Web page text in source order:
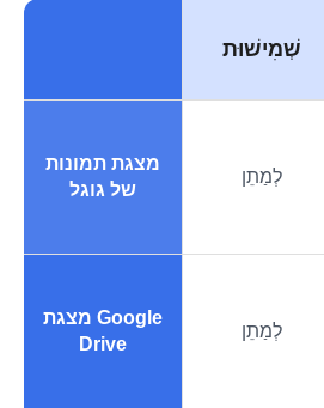
שְׁמִישׁוּת
מצגת תמונות
של גוגל
לְמַתֵן
מצגת Google
Drive
לְמַתֵן